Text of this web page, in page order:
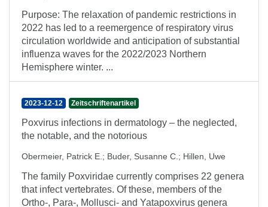
Purpose: The relaxation of pandemic restrictions in
2022 has led to a reemergence of respiratory virus
circulation worldwide and anticipation of substantial
influenza waves for the 2022/2023 Northern
Hemisphere winter. ...
2023-12-12 Zeitschriftenartikel
Poxvirus infections in dermatology – the neglected,
the notable, and the notorious
Obermeier, Patrick E. ; Buder, Susanne C. ; Hillen, Uwe
The family Poxviridae currently comprises 22 genera
that infect vertebrates. Of these, members of the
Ortho-, Para-, Mollusci- and Yatapoxvirus genera